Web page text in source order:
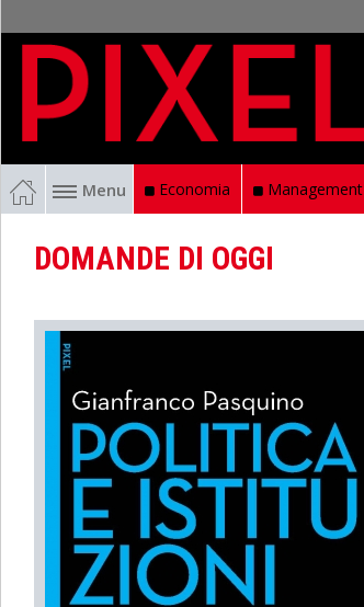
Menu Economia Management
DOMANDE DI OGGI